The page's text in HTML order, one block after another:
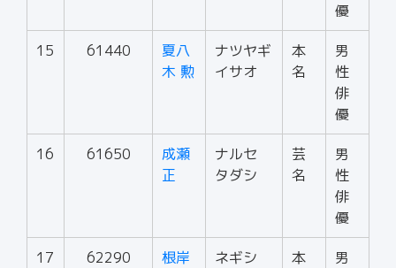
優
15 61440
夏八
木 勲
ナツヤギ
イサオ
本
名
男
性
俳
優
16 61650
成瀬
正
ナルセ
タダシ
芸
名
男
性
俳
優
17 62290
根岸
ネギシ
本
男